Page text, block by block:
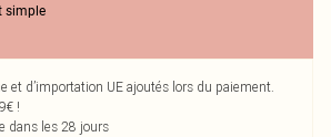
simple
et d’importation UE ajoutés lors du paiement.
!
dans les 28 jours